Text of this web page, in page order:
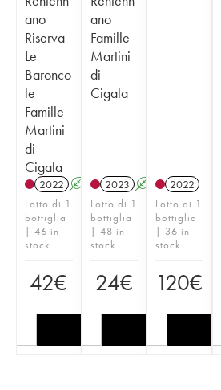
ano
Riserva
Le
Baronco
le
Famille
Martini
di
Cigala
2022 A
Lotto di 1
bottiglia
| 46 in
stock
42€
ano
Famille
Martini
di
Cigala
2023 A
Lotto di 1
bottiglia
| 48 in
stock
24€
2022
Lotto di 1
bottiglia
| 36 in
stock
120€